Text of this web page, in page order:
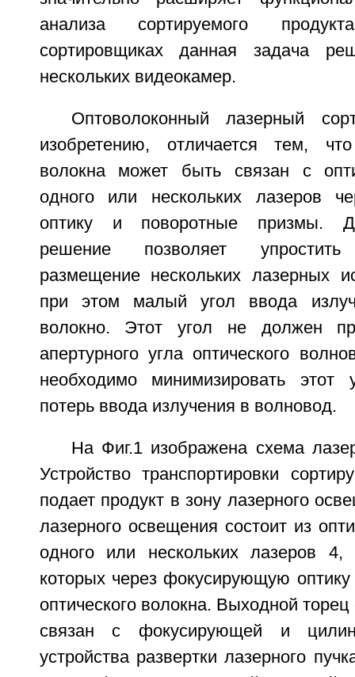
анализа сортируемого
сортировщиках данная задача
нескольких видеокамер.
Оптоволоконный лазерный
изобретению, отличается тем,
волокна может быть связан с
одного или нескольких лазеров
оптику и поворотные призмы.
решение позволяет упростить
размещение нескольких лазерных
при этом малый угол ввода
волокно. Этот угол не должен
апертурного угла оптического
необходимо минимизировать этот
потерь ввода излучения в волновод.
На Фиг.1 изображена схема
Устройство транспортировки
подает продукт в зону лазерного
лазерного освещения состоит из
одного или нескольких лазеров 4,
которых через фокусирующую
оптического волокна. Выходной торец
связан с фокусирующей и
устройства развертки лазерного